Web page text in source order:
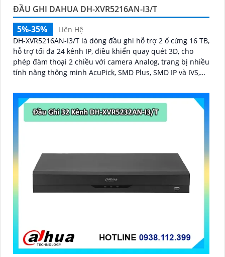
ĐẦU GHI DAHUA DH-XVR5216AN-I3/T
5%-35%
Liên Hệ
DH-XVR5216AN-I3/T là dòng đầu ghi hỗ trợ 2 ổ cứng 16 TB,
hỗ trợ tối đa 24 kênh IP, điều khiển quay quét 3D, cho
phép đàm thoại 2 chiều với camera Analog, trang bị nhiều
tính năng thông minh AcuPick, SMD Plus, SMD IP và IVS,
và báo động giả